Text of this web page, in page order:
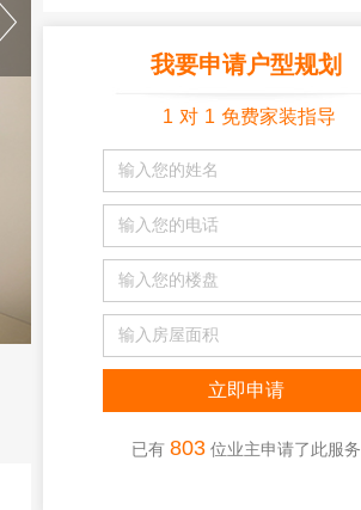
我要申请户型规划
1 对 1 免费家装指导
已有 803 位业主申请了此服务